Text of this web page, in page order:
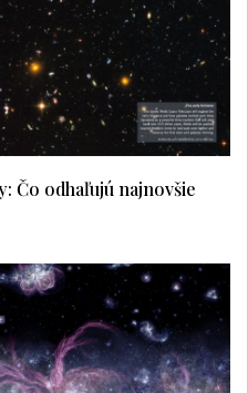
Čo odhaľujú najnovšie